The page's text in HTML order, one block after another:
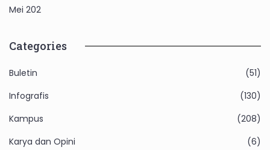
Mei 202
Categories
Buletin
(51)
Infografis
(130)
Kampus
(208)
Karya dan Opini
(6)